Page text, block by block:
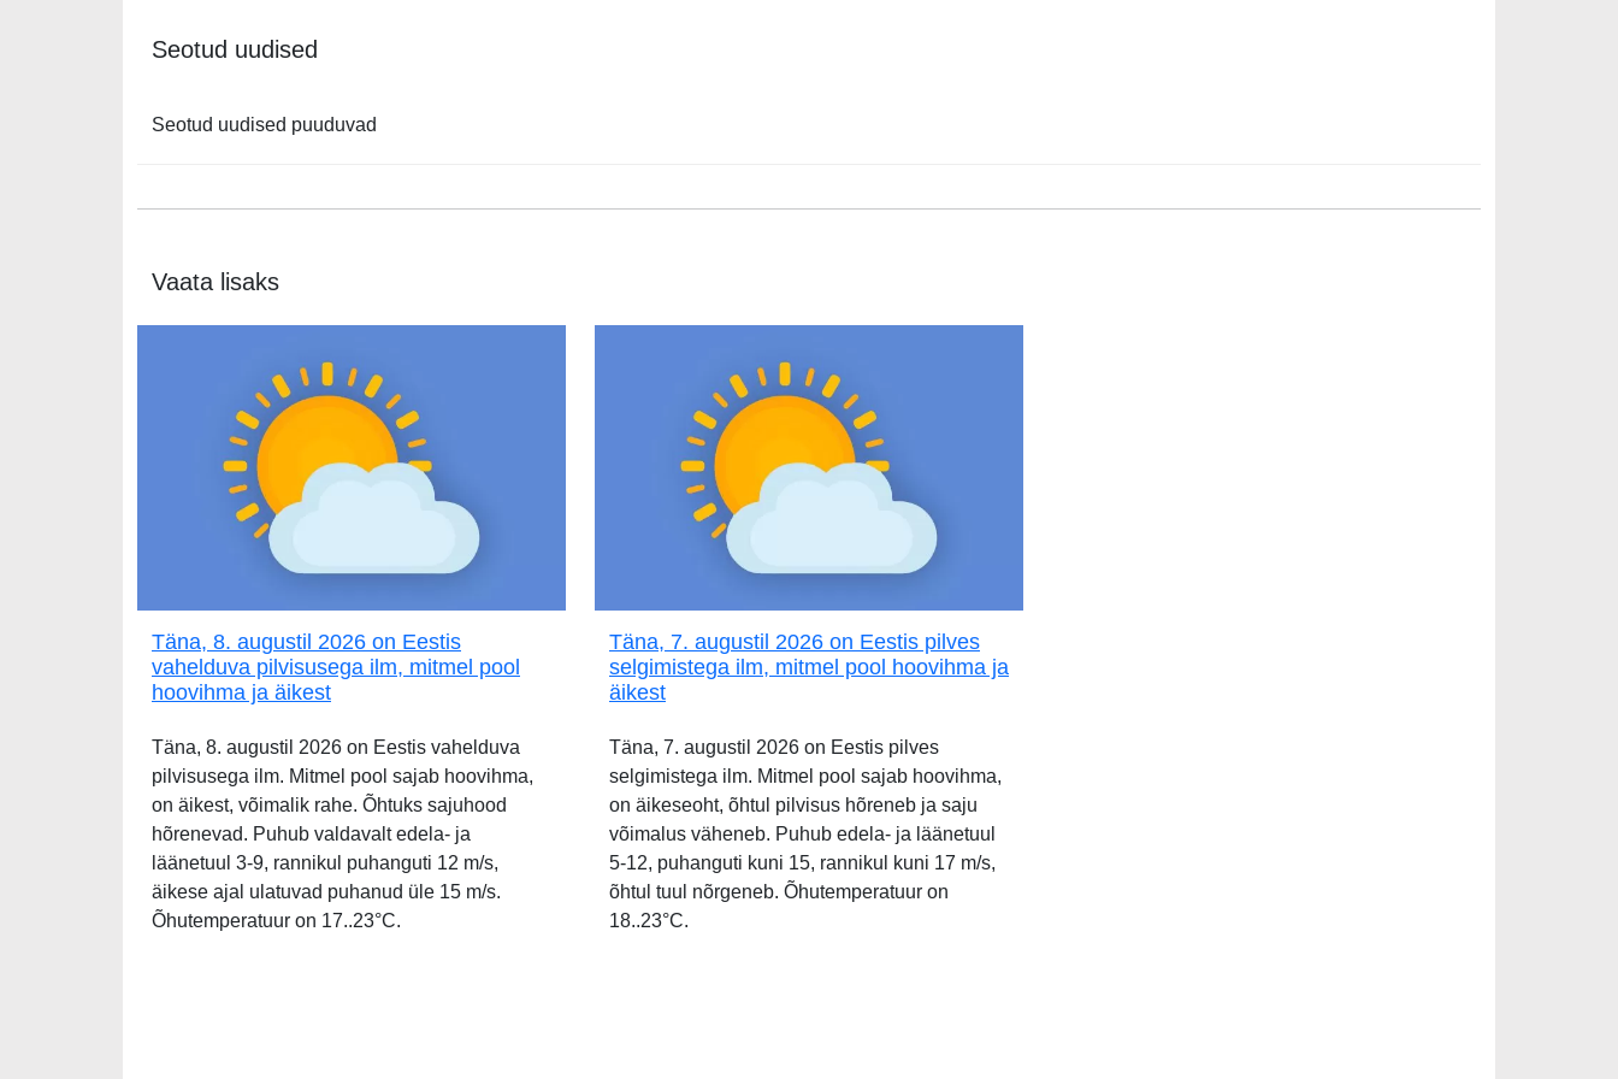
Seotud uudised
Seotud uudised puuduvad
Vaata lisaks
Täna, 8. augustil 2026 on Eestis
vahelduva pilvisusega ilm, mitmel pool
hoovihma ja äikest
Täna, 8. augustil 2026 on Eestis vahelduva
pilvisusega ilm. Mitmel pool sajab hoovihma,
on äikest, võimalik rahe. Õhtuks sajuhood
hõrenevad. Puhub valdavalt edela- ja
läänetuul 3-9, rannikul puhanguti 12 m/s,
äikese ajal ulatuvad puhanud üle 15 m/s.
Õhutemperatuur on 17..23°C.
Täna, 7. augustil 2026 on Eestis pilves
selgimistega ilm, mitmel pool hoovihma ja
äikest
Täna, 7. augustil 2026 on Eestis pilves
selgimistega ilm. Mitmel pool sajab hoovihma,
on äikeseoht, õhtul pilvisus hõreneb ja saju
võimalus väheneb. Puhub edela- ja läänetuul
5-12, puhanguti kuni 15, rannikul kuni 17 m/s,
õhtul tuul nõrgeneb. Õhutemperatuur on
18..23°C.